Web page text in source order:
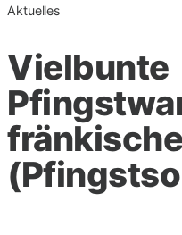
Aktuelles
Vielbunte